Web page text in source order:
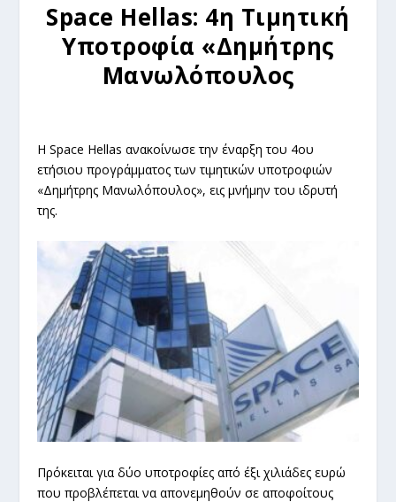
Space Hellas: 4η Τιμητική
Υποτροφία «Δημήτρης
Μανωλόπουλος
Η Space Hellas ανακοίνωσε την έναρξη του 4ου
ετήσιου προγράμματος των τιμητικών υποτροφιών
«Δημήτρης Μανωλόπουλος», εις μνήμην του ιδρυτή
της.
Πρόκειται για δύο υποτροφίες από έξι χιλιάδες ευρώ
που προβλέπεται να απονεμηθούν σε αποφοίτους